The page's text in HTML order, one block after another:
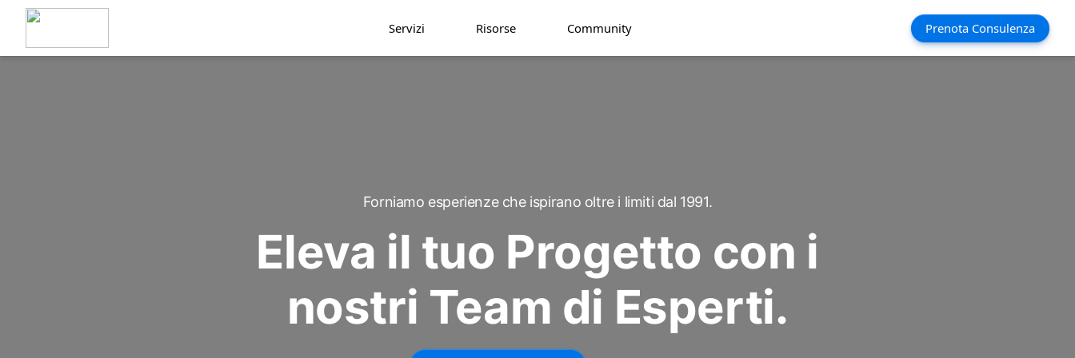
Servizi Risorse Community Prenota Consulenza
Forniamo esperienze che ispirano oltre i limiti dal 1991.
Eleva il tuo Progetto con i
nostri Team di Esperti.